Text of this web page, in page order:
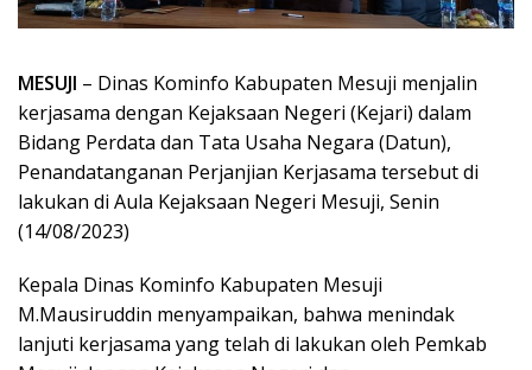
MESUJI – Dinas Kominfo Kabupaten Mesuji menjalin
kerjasama dengan Kejaksaan Negeri (Kejari) dalam
Bidang Perdata dan Tata Usaha Negara (Datun),
Penandatanganan Perjanjian Kerjasama tersebut di
lakukan di Aula Kejaksaan Negeri Mesuji, Senin
(14/08/2023)
Kepala Dinas Kominfo Kabupaten Mesuji
M.Mausiruddin menyampaikan, bahwa menindak
lanjuti kerjasama yang telah di lakukan oleh Pemkab